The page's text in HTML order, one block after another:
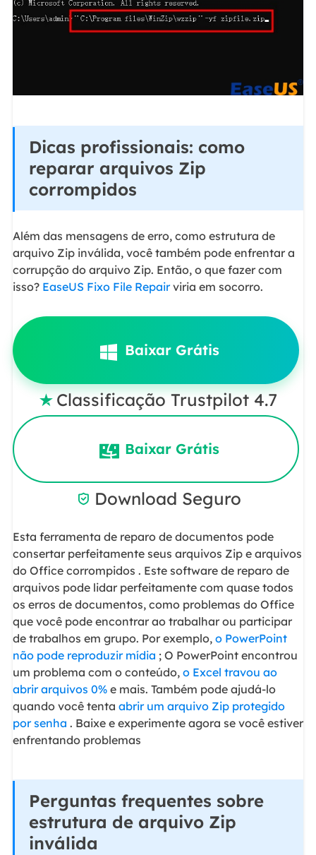
Dicas profissionais: como
reparar arquivos Zip
corrompidos
Além das mensagens de erro, como estrutura de
arquivo Zip inválida, você também pode enfrentar a
corrupção do arquivo Zip. Então, o que fazer com
isso? EaseUS Fixo File Repairviria em socorro.
Baixar Grátis
 Classificação Trustpilot 4.7
Baixar Grátis
 Download Seguro
Esta ferramenta de reparo de documentos pode
consertar perfeitamente seus arquivos Zip e arquivos
do Office corrompidos . Este software de reparo de
arquivos pode lidar perfeitamente com quase todos
os erros de documentos, como problemas do Office
que você pode encontrar ao trabalhar ou participar
de trabalhos em grupo. Por exemplo, o PowerPoint
não pode reproduzir mídia ; O PowerPoint encontrou
um problema com o conteúdo, o Excel travou ao
abrir arquivos 0%e mais. Também pode ajudá-lo
quando você tenta abrir um arquivo Zip protegido
por senha . Baixe e experimente agora se você estiver
enfrentando problemas
Perguntas frequentes sobre
estrutura de arquivo Zip
inválida